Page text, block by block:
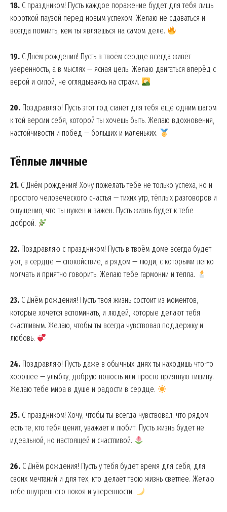
18. С праздником! Пусть каждое поражение будет для тебя лишь
короткой паузой перед новым успехом. Желаю не сдаваться и
всегда помнить, кем ты являешься на самом деле.
19. С Днём рождения! Пусть в твоём сердце всегда живёт
уверенность, а в мыслях — ясная цель. Желаю двигаться вперёд с
верой и силой, не оглядываясь на страхи.
20. Поздравляю! Пусть этот год станет для тебя ещё одним шагом
к той версии себя, которой ты хочешь быть. Желаю вдохновения,
настойчивости и побед — больших и маленьких.
Тёплые личные
21. С Днём рождения! Хочу пожелать тебе не только успеха, но и
простого человеческого счастья — тихих утр, тёплых разговоров и
ощущения, что ты нужен и важен. Пусть жизнь будет к тебе
доброй.
22. Поздравляю с праздником! Пусть в твоём доме всегда будет
уют, в сердце — спокойствие, а рядом — люди, с которыми легко
молчать и приятно говорить. Желаю тебе гармонии и тепла.
23. С Днём рождения! Пусть твоя жизнь состоит из моментов,
которые хочется вспоминать, и людей, которые делают тебя
счастливым. Желаю, чтобы ты всегда чувствовал поддержку и
любовь.
24. Поздравляю! Пусть даже в обычных днях ты находишь что-то
хорошее — улыбку, добрую новость или просто приятную тишину.
Желаю тебе мира в душе и радости в сердце.
25. С праздником! Хочу, чтобы ты всегда чувствовал, что рядом
есть те, кто тебя ценит, уважает и любит. Пусть жизнь будет не
идеальной, но настоящей и счастливой.
26. С Днём рождения! Пусть у тебя будет время для себя, для
своих мечтаний и для тех, кто делает твою жизнь светлее. Желаю
тебе внутреннего покоя и уверенности.